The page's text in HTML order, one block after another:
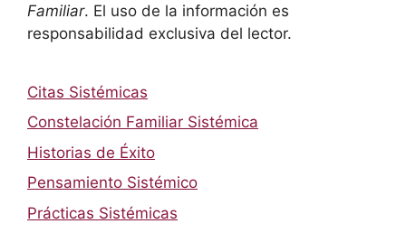
Familiar. El uso de la información es
responsabilidad exclusiva del lector.
Citas Sistémicas
Constelación Familiar Sistémica
Historias de Éxito
Pensamiento Sistémico
Prácticas Sistémicas